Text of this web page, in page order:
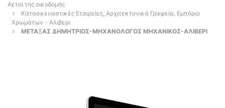
Αετοί της οικοδομής
Κατασκευαστικές Εταιρείες, Αρχιτεκτονικά Γραφεία, Εμπόριο
Χρωμάτων - Αλιβερι
ΜΕΤΑΞΑΣ ΔΗΜΗΤΡΙΟΣ-ΜΗΧΑΝΟΛΟΓΟΣ ΜΗΧΑΝΙΚΟΣ-ΑΛΙΒΕΡΙ